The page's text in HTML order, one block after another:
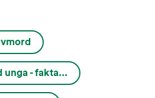
unga - fakta...